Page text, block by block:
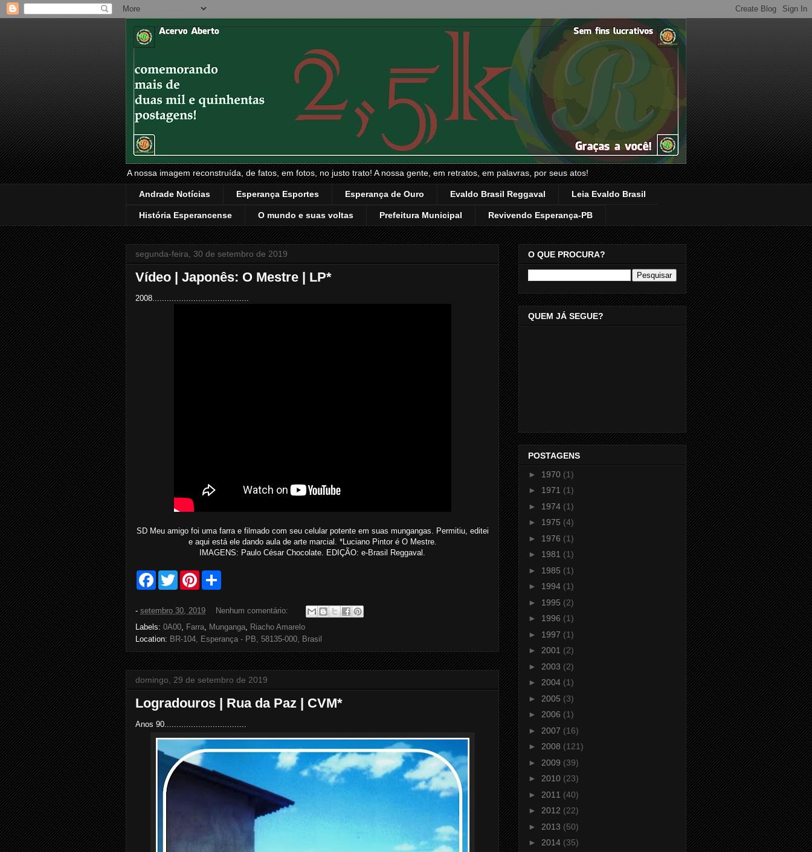
A nossa imagem reconstruída, de fatos, em fotos, no justo trato! A nossa gente, em retratos, em palavras, por seus atos!
Andrade Notícias Esperança Esportes Esperança de Ouro Evaldo Brasil Reggaval Leia Evaldo Brasil
História Esperancense O mundo e suas voltas Prefeitura Municipal Revivendo Esperança-PB
segunda-feira, 30 de setembro de 2019
Vídeo | Japonês: O Mestre | LP*
2008........................................
SD Meu amigo foi uma farra e filmado com seu celular potente em suas mungangas. Permitiu, editei
e aqui está ele dando aula de arte marcial. *Luciano Pintor é O Mestre.
IMAGENS: Paulo César Chocolate. EDIÇÃO: e-Brasil Reggaval.
F
b
o
k
T
w
t
e
r
P
e
e
s
t
e
- setembro 30, 2019
Nenhum comentário:
Labels: 0A00 Farra Munganga Riacho Amarelo
Location: BR-104, Esperança - PB, 58135-000, Brasil
domingo, 29 de setembro de 2019
Logradouros | Rua da Paz | CVM*
Anos 90..................................
O QUE PROCURA?
QUEM JÁ SEGUE?
POSTAGENS
► 1970 (1)
► 1971 (1)
► 1974 (1)
► 1975 (4)
► 1976 (1)
► 1981 (1)
► 1985 (1)
► 1994 (1)
► 1995 (2)
► 1996 (1)
► 1997 (1)
► 2001 (2)
► 2003 (2)
► 2004 (1)
► 2005 (3)
► 2006 (1)
► 2007 (16)
► 2008 (121)
► 2009 (39)
► 2010 (23)
► 2011 (40)
► 2012 (22)
► 2013 (50)
► 2014 (35)